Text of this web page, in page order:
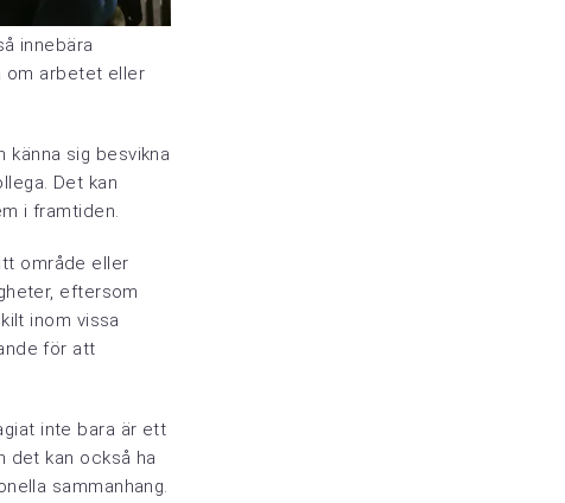
innebära
om arbetet eller
känna sig besvikna
Det kan
i framtiden.
område eller
eftersom
inom vissa
för att
inte bara är ett
det kan också ha
sammanhang.